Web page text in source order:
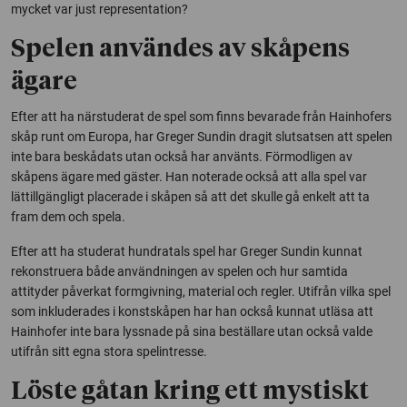
mycket var just representation?
Spelen användes av skåpens
ägare
Efter att ha närstuderat de spel som finns bevarade från Hainhofers
skåp runt om Europa, har Greger Sundin dragit slutsatsen att spelen
inte bara beskådats utan också har använts. Förmodligen av
skåpens ägare med gäster. Han noterade också att alla spel var
lättillgängligt placerade i skåpen så att det skulle gå enkelt att ta
fram dem och spela.
Efter att ha studerat hundratals spel har Greger Sundin kunnat
rekonstruera både användningen av spelen och hur samtida
attityder påverkat formgivning, material och regler. Utifrån vilka spel
som inkluderades i konstskåpen har han också kunnat utläsa att
Hainhofer inte bara lyssnade på sina beställare utan också valde
utifrån sitt egna stora spelintresse.
Löste gåtan kring ett mystiskt